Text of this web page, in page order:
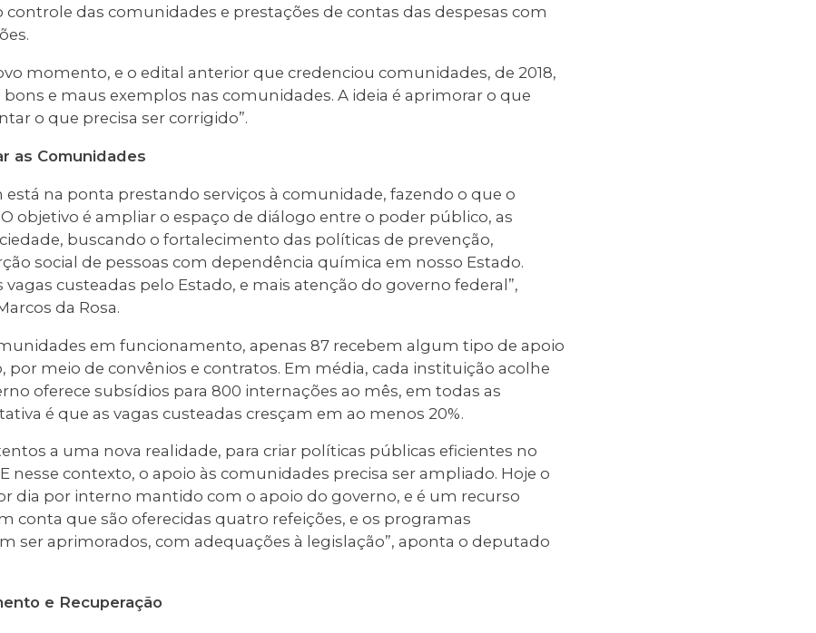
controle das comunidades e prestações de contas das despesas com
momento, e o edital anterior que credenciou comunidades, de 2018,
bons e maus exemplos nas comunidades. A ideia é aprimorar o que
o que precisa ser corrigido”.
as Comunidades
está na ponta prestando serviços à comunidade, fazendo o que o
objetivo é ampliar o espaço de diálogo entre o poder público, as
buscando o fortalecimento das políticas de prevenção,
social de pessoas com dependência química em nosso Estado.
custeadas pelo Estado, e mais atenção do governo federal”,
da Rosa.
em funcionamento, apenas 87 recebem algum tipo de apoio
por meio de convênios e contratos. Em média, cada instituição acolhe
oferece subsídios para 800 internações ao mês, em todas as
é que as vagas custeadas cresçam em ao menos 20%.
a uma nova realidade, para criar políticas públicas eficientes no
nesse contexto, o apoio às comunidades precisa ser ampliado. Hoje o
dia por interno mantido com o apoio do governo, e é um recurso
conta que são oferecidas quatro refeições, e os programas
ser aprimorados, com adequações à legislação”, aponta o deputado
e Recuperação